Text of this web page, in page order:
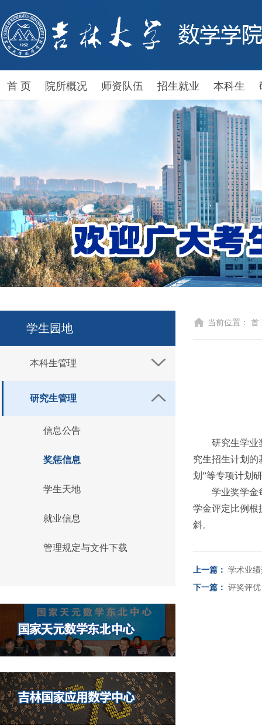
首 页 院所概况 师资队伍 招生就业 本科生
学生园地
本科生管理
研究生管理
信息公告
奖惩信息
学生天地
就业信息
管理规定与文件下载
当前位置： 首
研究生学业
究生招生计划的
划”等专项计划
学业奖学金
学金评定比例根
斜。
上一篇： 学术业
下一篇： 评奖评优